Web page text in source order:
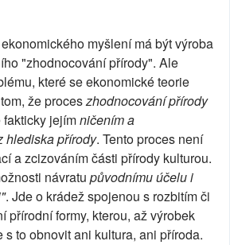
myšlení má být výroba
"zhodnocování přírody". Ale
které se ekonomické teorie
že proceszhodnocování přírody
jejímničením a
hlediska přírody. Tento proces není
a zcizováním části přírody kulturou.
návratu původnímu účelu i
. Jde o krádež spojenou s rozbitím či
přírodní formy, kterou, až výrobek
to obnovit ani kultura, ani příroda.